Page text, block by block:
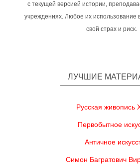
с текущей версией истории,
учреждениях. Любое их использование
свой страх и риск.
ЛУЧШИЕ
Русская живопись
Первобытное
Античное
Симон Багратович